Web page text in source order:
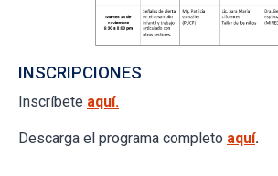
INSCRIPCIONES
Inscríbete aquí.
Descarga el programa completo aquí.